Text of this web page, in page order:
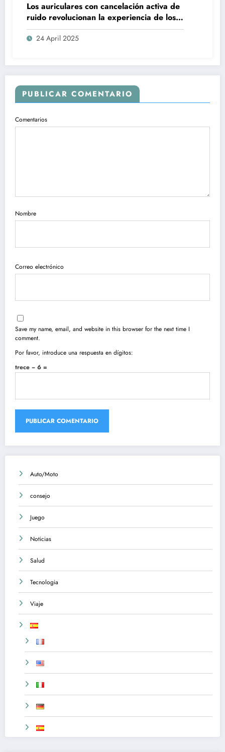
Los auriculares con cancelación activa de
ruido revolucionan la experiencia de los
audiófilos más exigentes.
24 April 2025
PUBLICAR COMENTARIO
Comentarios
Nombre
Correo electrónico
Save my name, email, and website in this browser for the next time I
comment.
Por favor, introduce una respuesta en dígitos:
trece − 6 =
Auto/Moto
consejo
Juego
Noticias
Salud
Tecnologia
Viaje